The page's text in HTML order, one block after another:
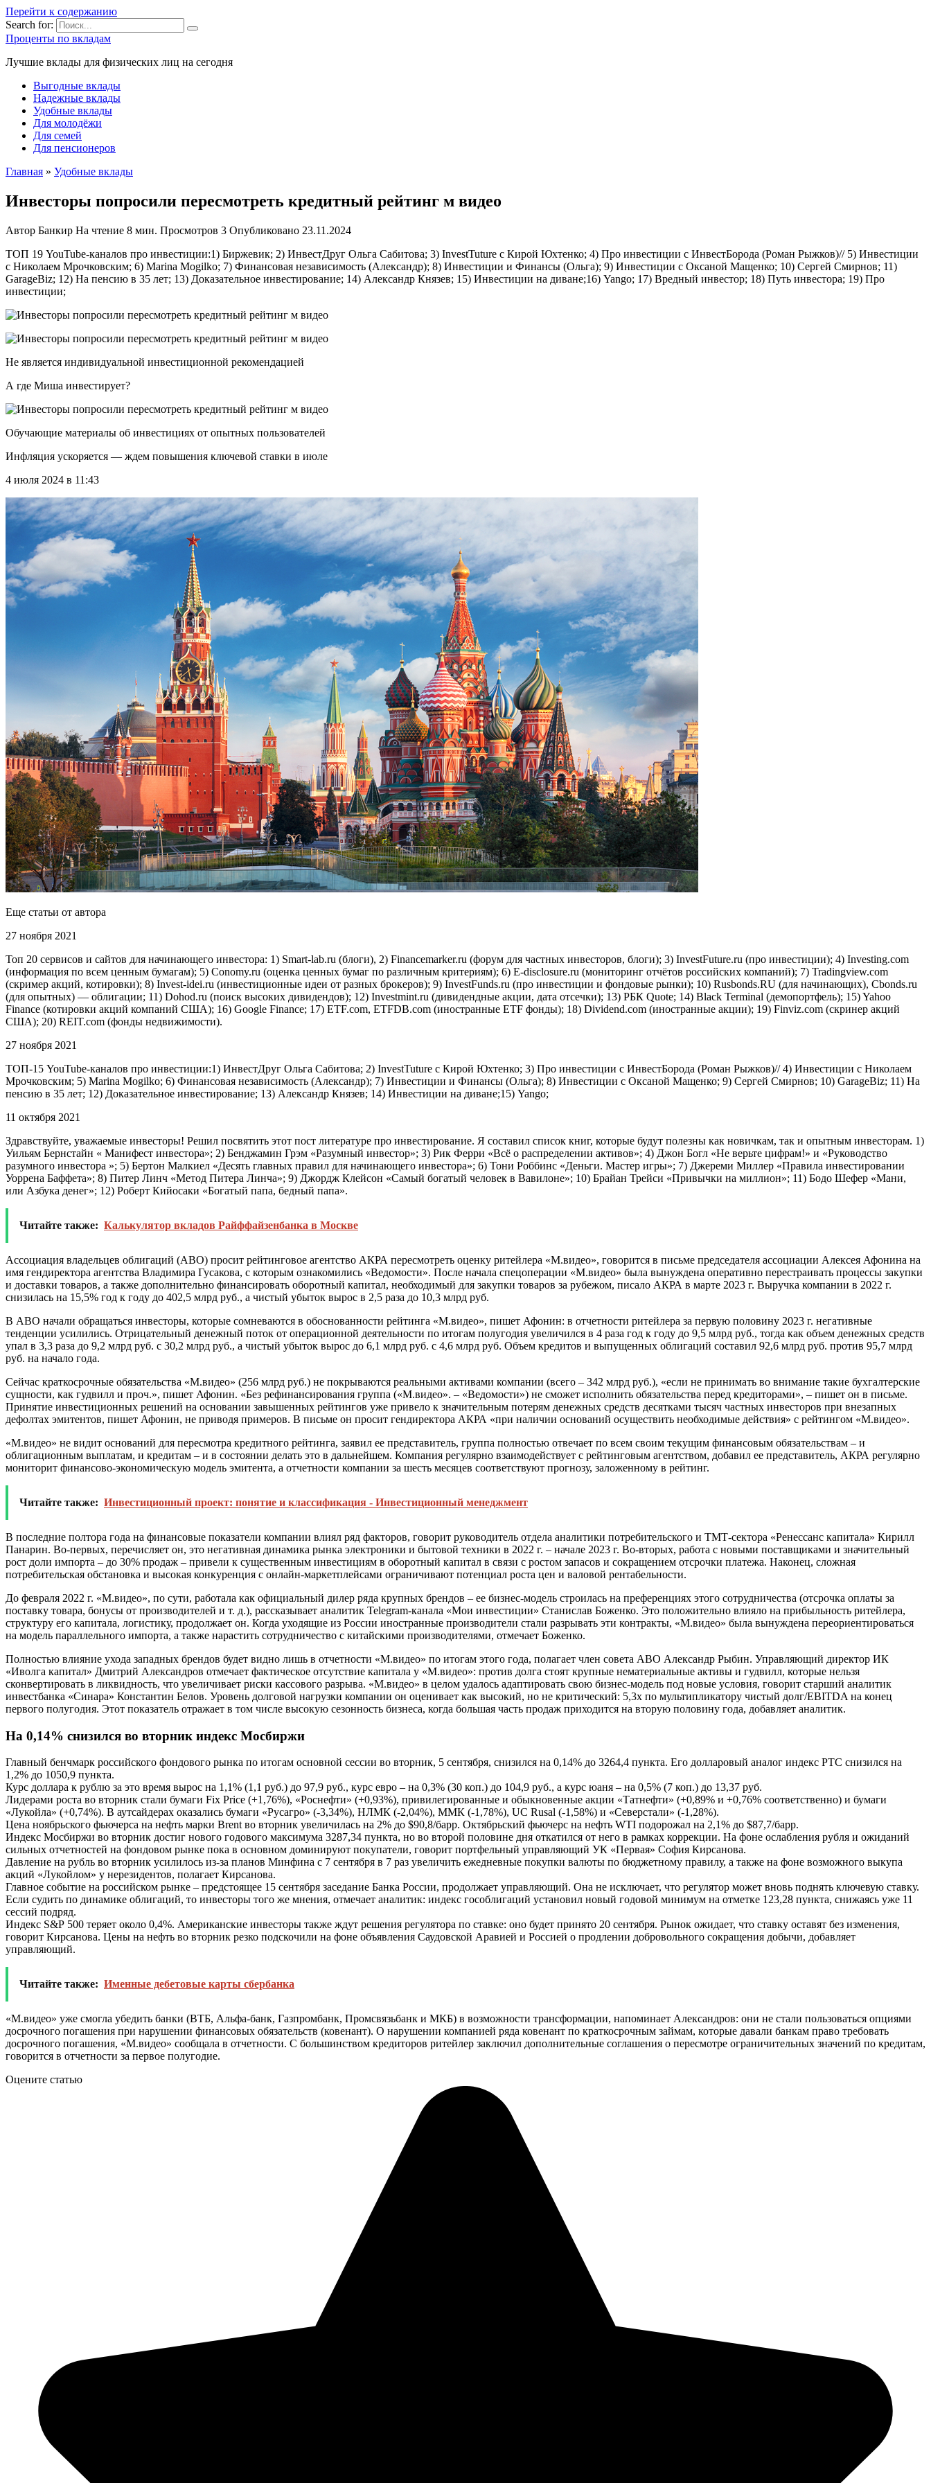
Перейти к содержанию
Search for:
Проценты по вкладам
Лучшие вклады для физических лиц на сегодня
Выгодные вклады
Надежные вклады
Удобные вклады
Для молодёжи
Для семей
Для пенсионеров
Главная » Удобные вклады
Инвесторы попросили пересмотреть кредитный рейтинг м видео
Автор Банкир На чтение 8 мин. Просмотров 3 Опубликовано 23.11.2024
ТОП 19 YouTube-каналов про инвестиции:1) Биржевик; 2) ИнвестДруг Ольга Сабитова; 3) InvestTuture с Кирой Юхтенко; 4) Про инвестиции с ИнвестБорода (Роман Рыжков)// 5) Инвестиции
с Николаем Мрочковским; 6) Marina Mogilko; 7) Финансовая независимость (Александр); 8) Инвестиции и Финансы (Ольга); 9) Инвестиции с Оксаной Мащенко; 10) Сергей Смирнов; 11)
GarageBiz; 12) На пенсию в 35 лет; 13) Доказательное инвестирование; 14) Александр Князев; 15) Инвестиции на диване;16) Yango; 17) Вредный инвестор; 18) Путь инвестора; 19) Про
инвестиции;
Не является индивидуальной инвестиционной рекомендацией
А где Миша инвестирует?
Обучающие материалы об инвестициях от опытных пользователей
Инфляция ускоряется — ждем повышения ключевой ставки в июле
4 июля 2024 в 11:43
Еще статьи от автора
27 ноября 2021
Топ 20 сервисов и сайтов для начинающего инвестора: 1) Smart-lab.ru (блоги), 2) Financemarker.ru (форум для частных инвесторов, блоги); 3) InvestFuture.ru (про инвестиции); 4) Investing.com
(информация по всем ценным бумагам); 5) Conomy.ru (оценка ценных бумаг по различным критериям); 6) E-disclosure.ru (мониторинг отчётов российских компаний); 7) Tradingview.com
(скример акций, котировки); 8) Invest-idei.ru (инвестиционные идеи от разных брокеров); 9) InvestFunds.ru (про инвестиции и фондовые рынки); 10) Rusbonds.RU (для начинающих), Cbonds.ru
(для опытных) — облигации; 11) Dohod.ru (поиск высоких дивидендов); 12) Investmint.ru (дивидендные акции, дата отсечки); 13) РБК Quote; 14) Black Terminal (демопортфель); 15) Yahoo
Finance (котировки акций компаний США); 16) Google Finance; 17) ETF.com, ETFDB.com (иностранные ЕTF фонды); 18) Dividend.com (иностранные акции); 19) Finviz.com (скринер акций
США); 20) REIT.com (фонды недвижимости).
27 ноября 2021
ТОП-15 YouTube-каналов про инвестиции:1) ИнвестДруг Ольга Сабитова; 2) InvestTuture с Кирой Юхтенко; 3) Про инвестиции с ИнвестБорода (Роман Рыжков)// 4) Инвестиции с Николаем
Мрочковским; 5) Marina Mogilko; 6) Финансовая независимость (Александр); 7) Инвестиции и Финансы (Ольга); 8) Инвестиции с Оксаной Мащенко; 9) Сергей Смирнов; 10) GarageBiz; 11) На
пенсию в 35 лет; 12) Доказательное инвестирование; 13) Александр Князев; 14) Инвестиции на диване;15) Yango;
11 октября 2021
Здравствуйте, уважаемые инвесторы! Решил посвятить этот пост литературе про инвестирование. Я составил список книг, которые будут полезны как новичкам, так и опытным инвесторам. 1)
Уильям Бернстайн « Манифест инвестора»; 2) Бенджамин Грэм «Разумный инвестор»; 3) Рик Ферри «Всё о распределении активов»; 4) Джон Богл «Не верьте цифрам!» и «Руководство
разумного инвестора »; 5) Бертон Малкиел «Десять главных правил для начинающего инвестора»; 6) Тони Роббинс «Деньги. Мастер игры»; 7) Джереми Миллер «Правила инвестировании
Уоррена Баффета»; 8) Питер Линч «Метод Питера Линча»; 9) Джордж Клейсон «Самый богатый человек в Вавилоне»; 10) Брайан Трейси «Привычки на миллион»; 11) Бодо Шефер «Мани,
или Азбука денег»; 12) Роберт Кийосаки «Богатый папа, бедный папа».
Читайте также: Калькулятор вкладов Райффайзенбанка в Москве
Ассоциация владельцев облигаций (АВО) просит рейтинговое агентство АКРА пересмотреть оценку ритейлера «М.видео», говорится в письме председателя ассоциации Алексея Афонина на
имя гендиректора агентства Владимира Гусакова, с которым ознакомились «Ведомости». После начала спецоперации «М.видео» была вынуждена оперативно перестраивать процессы закупки
и доставки товаров, а также дополнительно финансировать оборотный капитал, необходимый для закупки товаров за рубежом, писало АКРА в марте 2023 г. Выручка компании в 2022 г.
снизилась на 15,5% год к году до 402,5 млрд руб., а чистый убыток вырос в 2,5 раза до 10,3 млрд руб.
В АВО начали обращаться инвесторы, которые сомневаются в обоснованности рейтинга «М.видео», пишет Афонин: в отчетности ритейлера за первую половину 2023 г. негативные
тенденции усилились. Отрицательный денежный поток от операционной деятельности по итогам полугодия увеличился в 4 раза год к году до 9,5 млрд руб., тогда как объем денежных средств
упал в 3,3 раза до 9,2 млрд руб. с 30,2 млрд руб., а чистый убыток вырос до 6,1 млрд руб. с 4,6 млрд руб. Объем кредитов и выпущенных облигаций составил 92,6 млрд руб. против 95,7 млрд
руб. на начало года.
Сейчас краткосрочные обязательства «М.видео» (256 млрд руб.) не покрываются реальными активами компании (всего – 342 млрд руб.), «если не принимать во внимание такие бухгалтерские
сущности, как гудвилл и проч.», пишет Афонин. «Без рефинансирования группа («М.видео». – «Ведомости») не сможет исполнить обязательства перед кредиторами», – пишет он в письме.
Принятие инвестиционных решений на основании завышенных рейтингов уже привело к значительным потерям денежных средств десятками тысяч частных инвесторов при внезапных
дефолтах эмитентов, пишет Афонин, не приводя примеров. В письме он просит гендиректора АКРА «при наличии оснований осуществить необходимые действия» с рейтингом «М.видео».
«М.видео» не видит оснований для пересмотра кредитного рейтинга, заявил ее представитель, группа полностью отвечает по всем своим текущим финансовым обязательствам – и
облигационным выплатам, и кредитам – и в состоянии делать это в дальнейшем. Компания регулярно взаимодействует с рейтинговым агентством, добавил ее представитель, АКРА регулярно
мониторит финансово-экономическую модель эмитента, а отчетности компании за шесть месяцев соответствуют прогнозу, заложенному в рейтинг.
Читайте также: Инвестиционный проект: понятие и классификация - Инвестиционный менеджмент
В последние полтора года на финансовые показатели компании влиял ряд факторов, говорит руководитель отдела аналитики потребительского и ТМТ-сектора «Ренессанс капитала» Кирилл
Панарин. Во-первых, перечисляет он, это негативная динамика рынка электроники и бытовой техники в 2022 г. – начале 2023 г. Во-вторых, работа с новыми поставщиками и значительный
рост доли импорта – до 30% продаж – привели к существенным инвестициям в оборотный капитал в связи с ростом запасов и сокращением отсрочки платежа. Наконец, сложная
потребительская обстановка и высокая конкуренция с онлайн-маркетплейсами ограничивают потенциал роста цен и валовой рентабельности.
До февраля 2022 г. «М.видео», по сути, работала как официальный дилер ряда крупных брендов – ее бизнес-модель строилась на преференциях этого сотрудничества (отсрочка оплаты за
поставку товара, бонусы от производителей и т. д.), рассказывает аналитик Telegram-канала «Мои инвестиции» Станислав Боженко. Это положительно влияло на прибыльность ритейлера,
структуру его капитала, логистику, продолжает он. Когда уходящие из России иностранные производители стали разрывать эти контракты, «М.видео» была вынуждена переориентироваться
на модель параллельного импорта, а также нарастить сотрудничество с китайскими производителями, отмечает Боженко.
Полностью влияние ухода западных брендов будет видно лишь в отчетности «М.видео» по итогам этого года, полагает член совета АВО Александр Рыбин. Управляющий директор ИК
«Иволга капитал» Дмитрий Александров отмечает фактическое отсутствие капитала у «М.видео»: против долга стоят крупные нематериальные активы и гудвилл, которые нельзя
сконвертировать в ликвидность, что увеличивает риски кассового разрыва. «М.видео» в целом удалось адаптировать свою бизнес-модель под новые условия, говорит старший аналитик
инвестбанка «Синара» Константин Белов. Уровень долговой нагрузки компании он оценивает как высокий, но не критический: 5,3х по мультипликатору чистый долг/EBITDA на конец
первого полугодия. Этот показатель отражает в том числе высокую сезонность бизнеса, когда большая часть продаж приходится на вторую половину года, добавляет аналитик.
На 0,14% снизился во вторник индекс Мосбиржи
Главный бенчмарк российского фондового рынка по итогам основной сессии во вторник, 5 сентября, снизился на 0,14% до 3264,4 пункта. Его долларовый аналог индекс РТС снизился на
1,2% до 1050,9 пункта.
Курс доллара к рублю за это время вырос на 1,1% (1,1 руб.) до 97,9 руб., курс евро – на 0,3% (30 коп.) до 104,9 руб., а курс юаня – на 0,5% (7 коп.) до 13,37 руб.
Лидерами роста во вторник стали бумаги Fix Price (+1,76%), «Роснефти» (+0,93%), привилегированные и обыкновенные акции «Татнефти» (+0,89% и +0,76% соответственно) и бумаги
«Лукойла» (+0,74%). В аутсайдерах оказались бумаги «Русагро» (-3,34%), НЛМК (-2,04%), ММК (-1,78%), UC Rusal (-1,58%) и «Северстали» (-1,28%).
Цена ноябрьского фьючерса на нефть марки Brent во вторник увеличилась на 2% до $90,8/барр. Октябрьский фьючерс на нефть WTI подорожал на 2,1% до $87,7/барр.
Индекс Мосбиржи во вторник достиг нового годового максимума 3287,34 пункта, но во второй половине дня откатился от него в рамках коррекции. На фоне ослабления рубля и ожиданий
сильных отчетностей на фондовом рынке пока в основном доминируют покупатели, говорит портфельный управляющий УК «Первая» София Кирсанова.
Давление на рубль во вторник усилилось из-за планов Минфина с 7 сентября в 7 раз увеличить ежедневные покупки валюты по бюджетному правилу, а также на фоне возможного выкупа
акций «Лукойлом» у нерезидентов, полагает Кирсанова.
Главное событие на российском рынке – предстоящее 15 сентября заседание Банка России, продолжает управляющий. Она не исключает, что регулятор может вновь поднять ключевую ставку.
Если судить по динамике облигаций, то инвесторы того же мнения, отмечает аналитик: индекс гособлигаций установил новый годовой минимум на отметке 123,28 пункта, снижаясь уже 11
сессий подряд.
Индекс S&P 500 теряет около 0,4%. Американские инвесторы также ждут решения регулятора по ставке: оно будет принято 20 сентября. Рынок ожидает, что ставку оставят без изменения,
говорит Кирсанова. Цены на нефть во вторник резко подскочили на фоне объявления Саудовской Аравией и Россией о продлении добровольного сокращения добычи, добавляет
управляющий.
Читайте также: Именные дебетовые карты сбербанка
«М.видео» уже смогла убедить банки (ВТБ, Альфа-банк, Газпромбанк, Промсвязьбанк и МКБ) в возможности трансформации, напоминает Александров: они не стали пользоваться опциями
досрочного погашения при нарушении финансовых обязательств (ковенант). О нарушении компанией ряда ковенант по краткосрочным займам, которые давали банкам право требовать
досрочного погашения, «М.видео» сообщала в отчетности. С большинством кредиторов ритейлер заключил дополнительные соглашения о пересмотре ограничительных значений по кредитам,
говорится в отчетности за первое полугодие.
Оцените статью